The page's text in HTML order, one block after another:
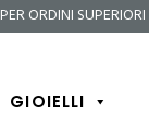
ORDINI
GIOIELLI